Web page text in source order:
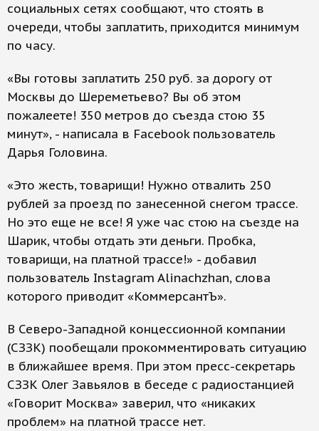
социальных сетях сообщают, что стоять в
очереди, чтобы заплатить, приходится минимум
по часу.
«Вы готовы заплатить 250 руб. за дорогу от
Москвы до Шереметьево? Вы об этом
пожалеете! 350 метров до съезда стою 35
минут», - написала в Facebook пользователь
Дарья Головина.
«Это жесть, товарищи! Нужно отвалить 250
рублей за проезд по занесенной снегом трассе.
Но это еще не все! Я уже час стою на съезде на
Шарик, чтобы отдать эти деньги. Пробка,
товарищи, на платной трассе!» - добавил
пользователь Instagram Alinachzhan, слова
которого приводит «КоммерсантЪ».
В Северо-Западной концессионной компании
(СЗЗК) пообещали прокомментировать ситуацию
в ближайшее время. При этом пресс-секретарь
СЗЗК Олег Завьялов в беседе с радиостанцией
«Говорит Москва» заверил, что «никаких
проблем» на платной трассе нет.